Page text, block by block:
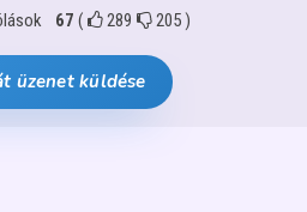
67 ( 289 205)
üzenet küldése